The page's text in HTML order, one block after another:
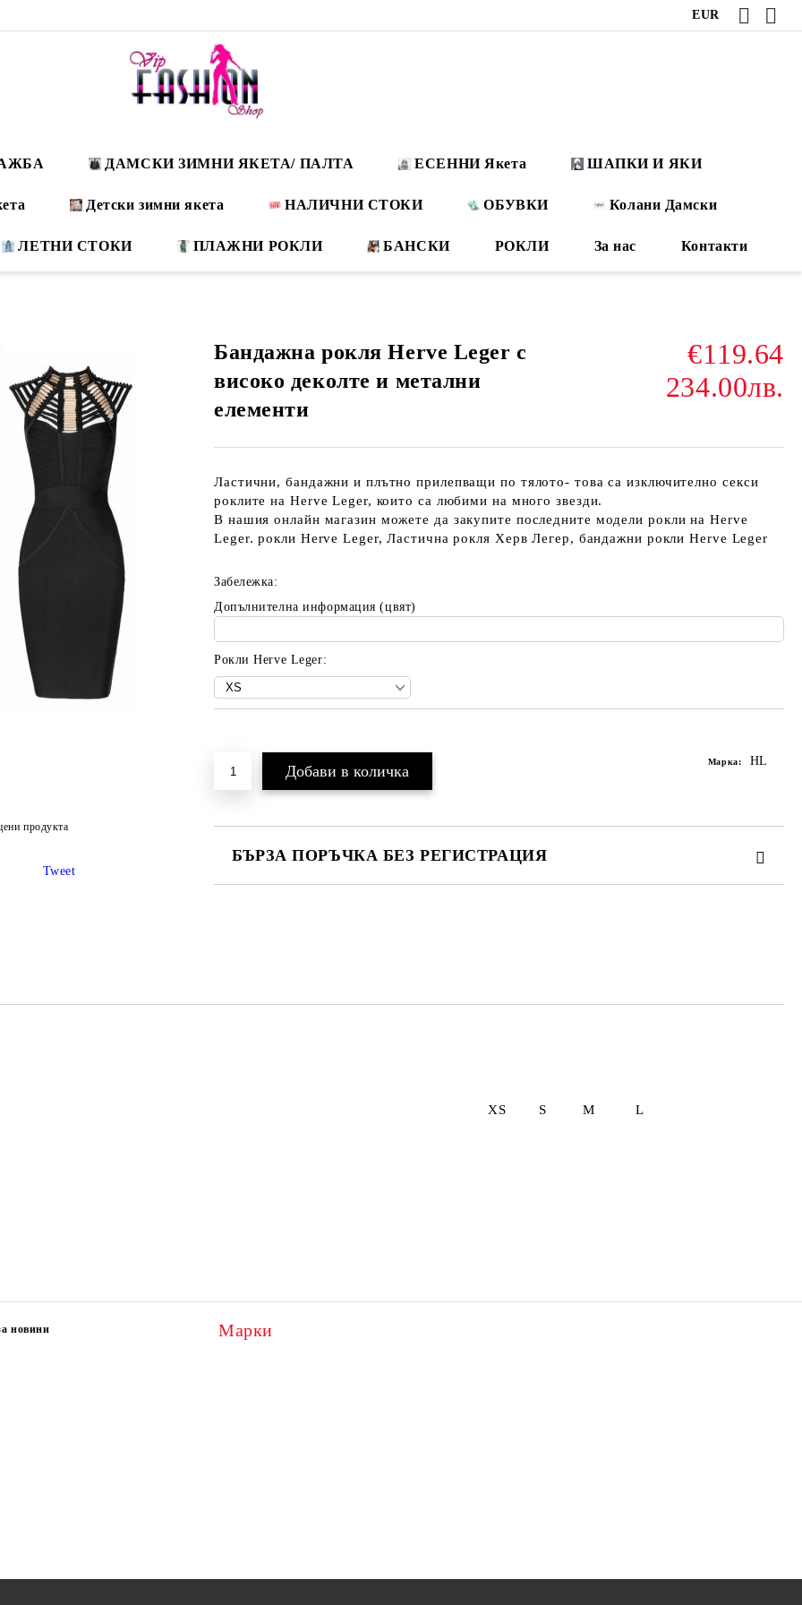
EUR
ДАМСКИ ЗИМНИ ЯКЕТА/ ПАЛТА ЕСЕННИ Якета ШАПКИ И ЯКИ
Детски зимни якета НАЛИЧНИ СТОКИ ОБУВКИ Колани Дамски
ЛЕТНИ СТОКИ ПЛАЖНИ РОКЛИ БАНСКИ РОКЛИ За нас Контакти
Бандажна рокля Herve Leger с
високо деколте и метални
елементи
€119.64
234.00лв.
Ластични, бандажни и плътно прилепващи по тялото- това са изключително секси
роклите на Herve Leger, които са любими на много звезди.
В нашия онлайн магазин можете да закупите последните модели рокли на Herve
Leger. рокли Herve Leger, Ластична рокля Херв Легер, бандажни рокли Herve Leger
Забележка:
Допълнителна информация (цвят)
Рокли Herve Leger:
Марка: HL
БЪРЗА ПОРЪЧКА БЕЗ РЕГИСТРАЦИЯ
продукта
Tweet
S, M, L
S M L
новини
Марки